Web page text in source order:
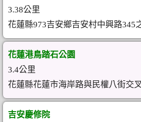
3.38公里
花蓮縣973吉安鄉吉安村中興路345
花蓮港鳥踏石公園
3.4公里
花蓮縣花蓮市海岸路與民權八街交
吉安慶修院